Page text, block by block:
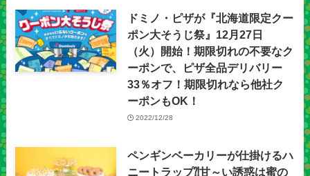
ドミノ・ピザが『北海道限定クー
ポン大そうじ祭』12月27日
（火）開始！期限切れの不要なク
ーポンで、ピザ全品デリバリー
33％オフ！期限切れなら他社ク
ーポンもOK！
2022/12/28
ペンギンベーカリーが仕掛けるハ
ニートラップ⁈甘～い誘惑は蜜の